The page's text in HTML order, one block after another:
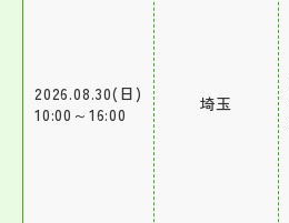
2026.08.30(日)
10:00～16:00
埼玉